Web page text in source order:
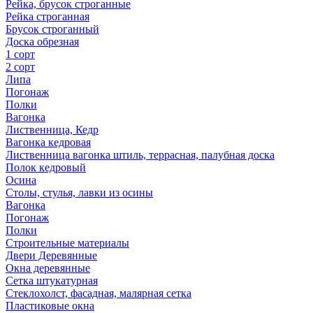
Рейка, брусок строганные
Рейка строганная
Брусок строганный
Доска обрезная
1 сорт
2 сорт
Липа
Погонаж
Полки
Вагонка
Лиственница, Кедр
Вагонка кедровая
Лиственница вагонка штиль, террасная, палубная доска
Полок кедровый
Осина
Столы, стулья, лавки из осины
Вагонка
Погонаж
Полки
Строительные материалы
Двери Деревянные
Окна деревянные
Сетка штукатурная
Стеклохолст, фасадная, малярная сетка
Пластиковые окна